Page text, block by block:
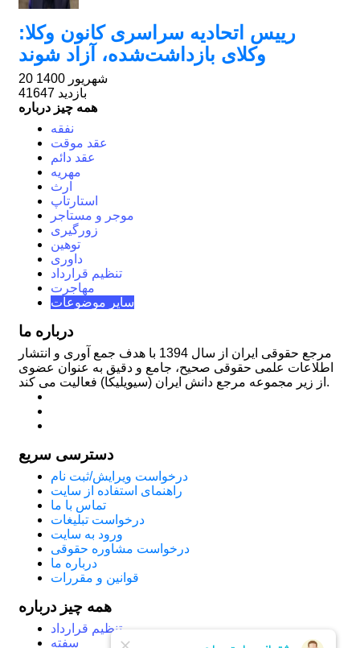
رییس اتحادیه سراسری کانون وکلا:
وکلای بازداشت‌شده، آزاد شوند
20 شهریور 1400
41647 بازدید
همه چیز درباره
نفقه
عقد موقت
عقد دائم
مهریه
ارث
استارتاپ
موجر و مستاجر
زورگیری
توهین
داوری
تنظیم قرارداد
مهاجرت
سایر موضوعات
درباره ما
مرجع حقوقی ایران از سال 1394 با هدف جمع آوری و انتشار
اطلاعات علمی حقوقی صحیح، جامع و دقیق به عنوان عضوی
از زیر مجموعه مرجع دانش ایران (سیویلیکا) فعالیت می کند.
دسترسی سریع
درخواست ویرایش/ثبت نام
راهنمای استفاده از سایت
تماس با ما
درخواست تبلیغات
ورود به سایت
درخواست مشاوره حقوقی
درباره ما
قوانین و مقررات
همه چیز درباره
تنظیم قرارداد
سفته